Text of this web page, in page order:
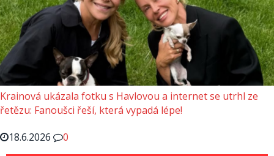
Krainová ukázala fotku s Havlovou a internet se utrhl ze
řetězu: Fanoušci řeší, která vypadá lépe!
18.6.2026
0